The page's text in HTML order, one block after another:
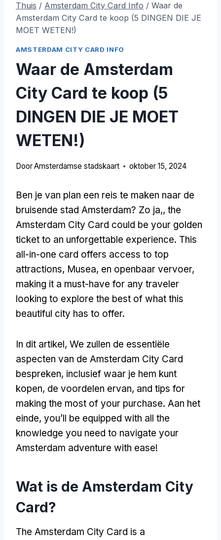
Thuis / Amsterdam City Card Info / Waar de
Amsterdam City Card te koop (5 DINGEN DIE JE
MOET WETEN!)
AMSTERDAM CITY CARD INFO
Waar de Amsterdam
City Card te koop (5
DINGEN DIE JE MOET
WETEN!)
DoorAmsterdamse stadskaart oktober 15, 2024
Ben je van plan een reis te maken naar de
bruisende stad Amsterdam? Zo ja,, the
Amsterdam City Card could be your golden
ticket to an unforgettable experience. This
all-in-one card offers access to top
attractions, Musea, en openbaar vervoer,
making it a must-have for any traveler
looking to explore the best of what this
beautiful city has to offer.
In dit artikel, We zullen de essentiële
aspecten van de Amsterdam City Card
bespreken, inclusief waar je hem kunt
kopen, de voordelen ervan, and tips for
making the most of your purchase. Aan het
einde, you’ll be equipped with all the
knowledge you need to navigate your
Amsterdam adventure with ease!
Wat is de Amsterdam City
Card?
The Amsterdam City Card is a